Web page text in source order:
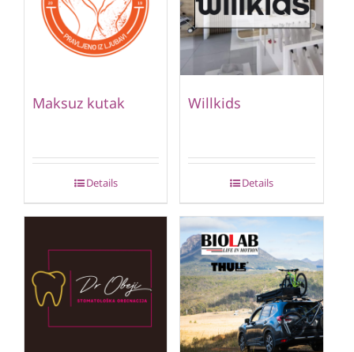
Maksuz kutak
Details
Willkids
Details